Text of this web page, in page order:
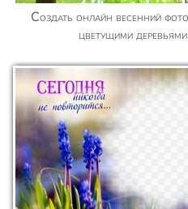
Создать онлайн весенний фотоколлаж с
цветущими деревьями